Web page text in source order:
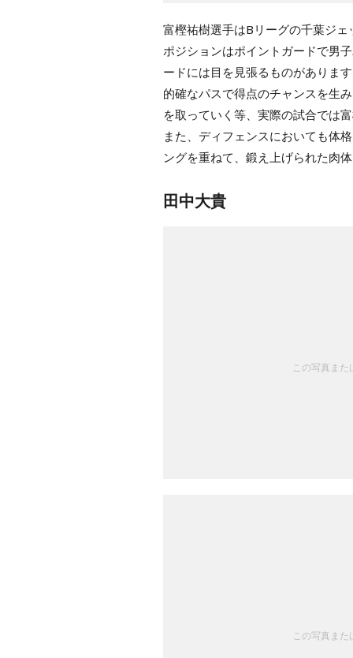
富樫祐樹選手はBリーグの千葉ジ
ポジションはポイントガードで男
ードには目を見張るものがありま
的確なパスで得点のチャンスを生
を取っていく等、実際の試合では
また、ディフェンスにおいても体
ングを重ねて、鍛え上げられた肉
田中大貴
この写真ま
この写真ま